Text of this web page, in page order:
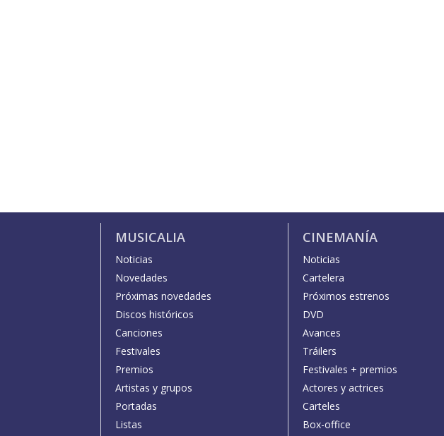
MUSICALIA
Noticias
Novedades
Próximas novedades
Discos históricos
Canciones
Festivales
Premios
Artistas y grupos
Portadas
Listas
CINEMANÍA
Noticias
Cartelera
Próximos estrenos
DVD
Avances
Tráilers
Festivales + premios
Actores y actrices
Carteles
Box-office